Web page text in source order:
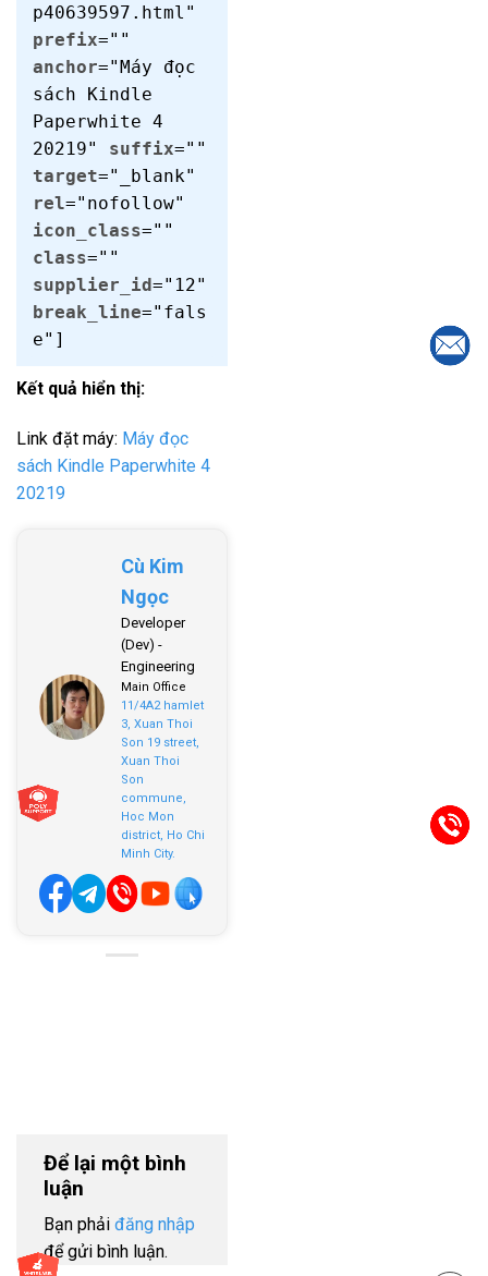
p40639597.html"
prefix=""
anchor="Máy đọc
sách Kindle
Paperwhite 4
20219" suffix=""
target="_blank"
rel="nofollow"
icon_class=""
class=""
supplier_id="12"
break_line="fals
e"]
Kết quả hiển thị:
Link đặt máy: Máy đọc
sách Kindle Paperwhite 4
20219
Cù Kim
Ngọc
Developer
(Dev) -
Engineering
Main Office
11/4A2 hamlet
3, Xuan Thoi
Son 19 street,
Xuan Thoi
Son
commune,
Hoc Mon
district, Ho Chi
Minh City.
Để lại một bình
luận
Bạn phải đăng nhập
để gửi bình luận.